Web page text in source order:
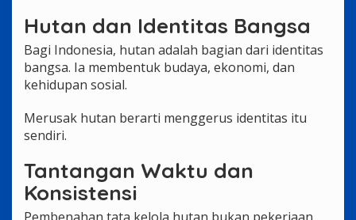
Hutan dan Identitas Bangsa
Bagi Indonesia, hutan adalah bagian dari identitas
bangsa. Ia membentuk budaya, ekonomi, dan
kehidupan sosial.
Merusak hutan berarti menggerus identitas itu
sendiri.
Tantangan Waktu dan
Konsistensi